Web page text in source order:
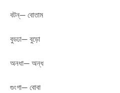
বটন্— বোতাম
বুডঢা— বুড়ো
অনধা— অন্ধ
গুংগা— বোবা